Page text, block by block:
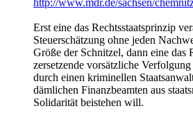
Erst eine das Rechtsstaatsprinzip
Steuerschätzung ohne jeden
Größe der Schnitzel, dann eine das
zersetzende vorsätzliche
durch einen kriminellen
dämlichen Finanzbeamten aus
Solidarität beistehen will.